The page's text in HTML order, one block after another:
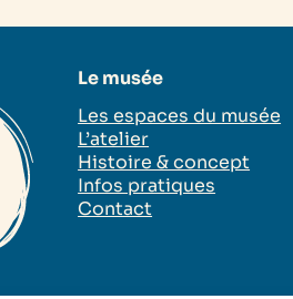
Le musée
Les espaces du musée
L’atelier
Histoire & concept
Infos pratiques
Contact